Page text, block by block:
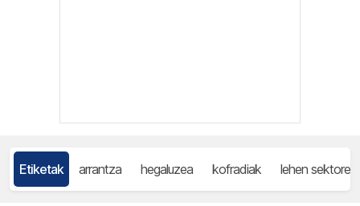
Etiketak arrantza hegaluzea kofradiak lehen sektorea